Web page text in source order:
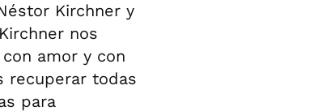
Kirchner y
nos
amor y con
recuperar todas
para